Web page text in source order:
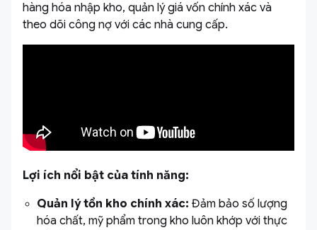
hàng hóa nhập kho, quản lý giá vốn chính xác và
theo dõi công nợ với các nhà cung cấp.
Lợi ích nổi bật của tính năng:
Quản lý tồn kho chính xác: Đảm bảo số lượng
hóa chất, mỹ phẩm trong kho luôn khớp với thực